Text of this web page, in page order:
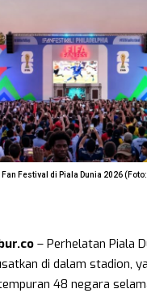
Festival di Piala Dunia 2026
– Perhelatan Piala
di dalam stadion,
48 negara